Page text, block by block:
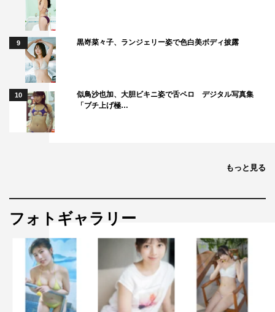
9 黒嵜菜々子、ランジェリー姿で色白美ボディ披露
10
似鳥沙也加、大胆ビキニ姿で舌ペロ デジタル写真集
「ブチ上げ極…
もっと見る
フォトギャラリー